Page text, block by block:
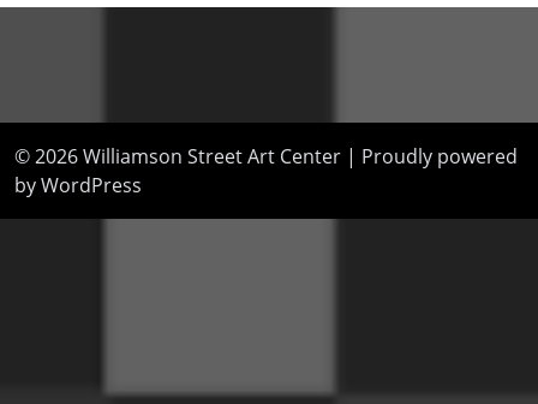
© 2026Williamson Street Art Center | Proudly powered
by WordPress